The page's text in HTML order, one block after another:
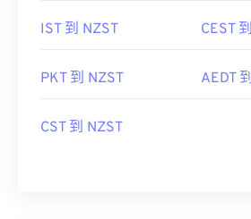
IST 到 NZST CEST
PKT 到 NZST AEDT
CST 到 NZST